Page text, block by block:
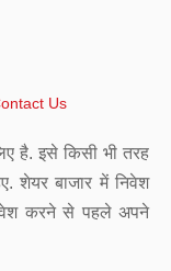
Us
है. इसे किसी भी तरह
शेयर बाजार में निवेश
करने से पहले अपने